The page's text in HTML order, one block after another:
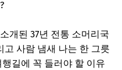
개된 37년 전통 소머리국
고 사람 냄새 나는 한 그릇
길에 꼭 들러야 할 이유